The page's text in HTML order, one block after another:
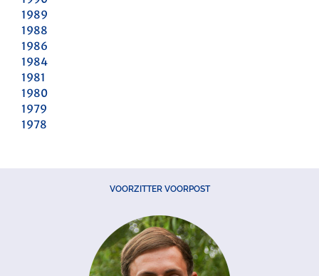
1989
1988
1986
1984
1981
1980
1979
1978
VOORZITTER VOORPOST